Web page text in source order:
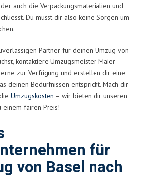
auch die Verpackungsmaterialien und
Du musst dir also keine Sorgen um
Partner für deinen Umzug von
kontaktiere Umzugsmeister Maier
zur Verfügung und erstellen dir eine
deinen Bedürfnissen entspricht. Mach dir
Umzugskosten – wir bieten dir unseren
einem fairen Preis!
für
von Basel nach